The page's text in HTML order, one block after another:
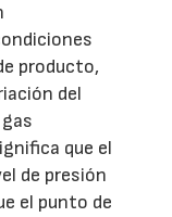
producto,
del
que el
de presión
el punto de